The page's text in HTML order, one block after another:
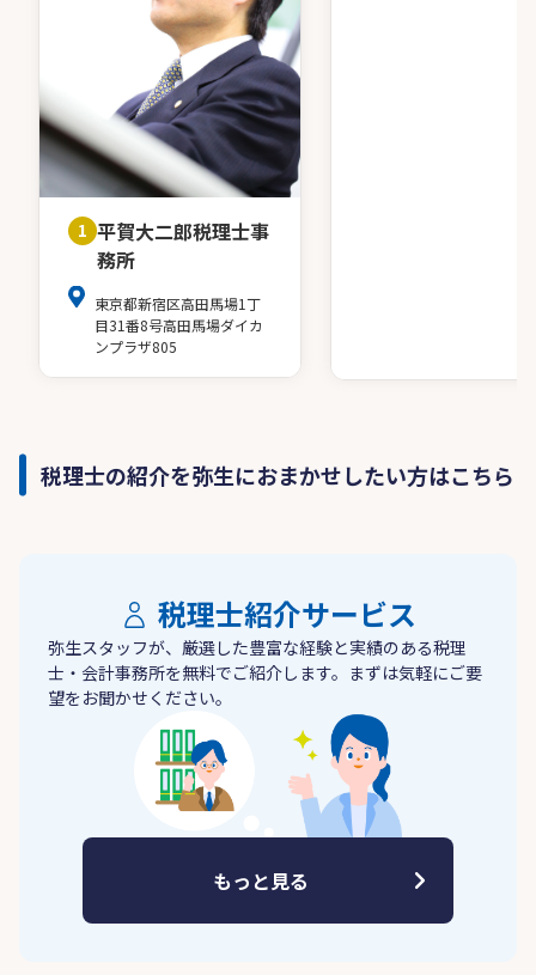
1 平賀大二郎税理士事
務所
東京都新宿区高田馬場1丁
目31番8号高田馬場ダイカ
ンプラザ805
税理士の紹介を弥生におまかせしたい方はこちら
税理士紹介サービス
弥生スタッフが、厳選した豊富な経験と実績のある税理
士・会計事務所を無料でご紹介します。まずは気軽にご要
望をお聞かせください。
もっと見る